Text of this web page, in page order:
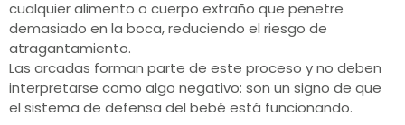
cualquier alimento o cuerpo extraño que penetre
demasiado en la boca, reduciendo el riesgo de
atragantamiento.
Las arcadas forman parte de este proceso y no deben
interpretarse como algo negativo: son un signo de que
el sistema de defensa del bebé está funcionando.